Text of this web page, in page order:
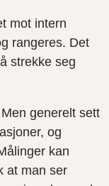
mot intern
rangeres. Det
strekke seg
generelt sett
og
kan
at man ser